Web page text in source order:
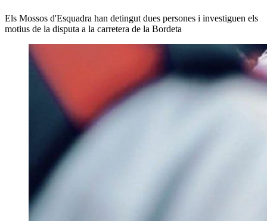
Els Mossos d'Esquadra han detingut dues persones i investiguen els
motius de la disputa a la carretera de la Bordeta